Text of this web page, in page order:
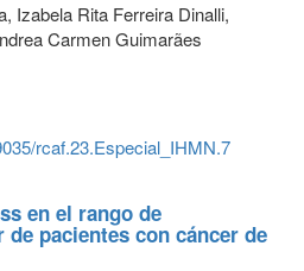
Izabela Rita Ferreira Dinalli,
Carmen Guimarães
rcaf.23.Especial_IHMN.7
en el rango de
pacientes con cáncer de